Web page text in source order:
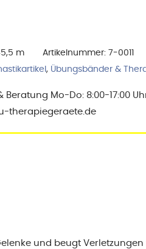
m Artikelnummer: 7-0011
, Übungsbänder &
Mo-Do: 8:00-17:00 Uhr
therapiegeraete.de
und beugt